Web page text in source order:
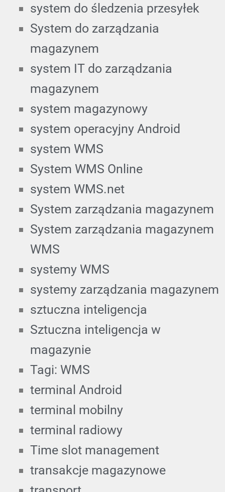
system do śledzenia przesyłek
System do zarządzania
magazynem
system IT do zarządzania
magazynem
system magazynowy
system operacyjny Android
system WMS
System WMS Online
system WMS.net
System zarządzania magazynem
System zarządzania magazynem
WMS
systemy WMS
systemy zarządzania magazynem
sztuczna inteligencja
Sztuczna inteligencja w
magazynie
Tagi: WMS
terminal Android
terminal mobilny
terminal radiowy
Time slot management
transakcje magazynowe